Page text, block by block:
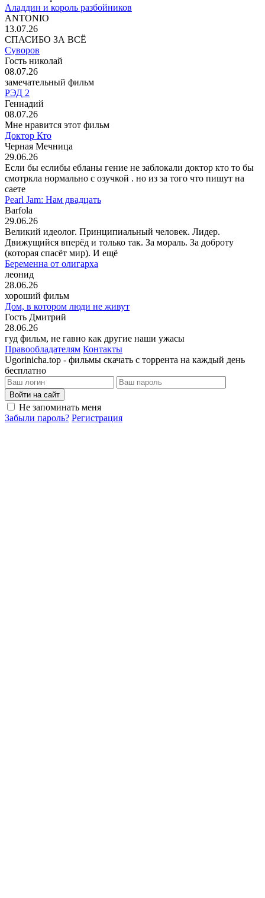
Аладдин и король разбойников
ANTONIO
13.07.26
СПАСИБО ЗА ВСЁ
Суворов
Гость николай
08.07.26
замечательный фильм
РЭД 2
Геннадий
08.07.26
Мне нравится этот фильм
Доктор Кто
Черная Мечница
29.06.26
Если бы еслибы ебланы гение не заблокали доктор кто то бы
смотркла нормально с озучкой . но из за того что пишут на
саете
Pearl Jam: Нам двадцать
Barfola
29.06.26
Великий идеолог. Принципиальный человек. Лидер.
Движущийся вперёд и только так. За мораль. За доброту
(которая спасёт мир). И ещё
Беременна от олигарха
леонид
28.06.26
хороший фильм
Дом, в котором люди не живут
Гость Дмитрий
28.06.26
гуд фильм, не гавно как другие наши ужасы
Правообладателям Контакты
Ugorinicha.top - фильмы скачать с торрента на каждый день
бесплатно
Войти на сайт
Не запоминать меня
Забыли пароль? Регистрация